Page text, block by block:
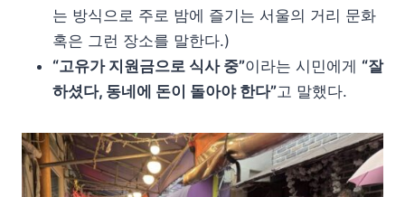
는 방식으로 주로 밤에 즐기는 서울의 거리 문화
혹은 그런 장소를 말한다.)
“고유가 지원금으로 식사 중”이라는 시민에게 “잘
하셨다, 동네에 돈이 돌아야 한다”고 말했다.